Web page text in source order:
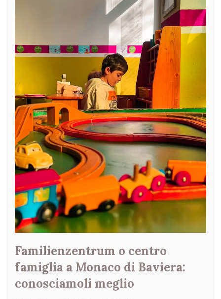
Familienzentrum o centro
famiglia a Monaco di Baviera:
conosciamoli meglio